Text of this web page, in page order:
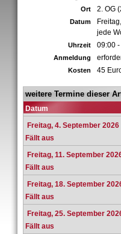
Ort 2. OG
Datum
jede
Uhrzeit 09:00
Anmeldung
Kosten 45
weitere Termine dieser
Datum
Freitag, 4. September 2026
Fällt aus
Freitag, 11. September
Fällt aus
Freitag, 18. September
Fällt aus
Freitag, 25. September
Fällt aus